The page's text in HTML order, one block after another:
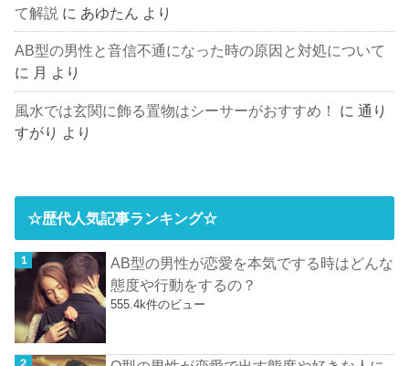
て解説 に あゆたん より
AB型の男性と音信不通になった時の原因と対処について
に 月 より
風水では玄関に飾る置物はシーサーがおすすめ！ に通り
すがり より
☆歴代人気記事ランキング☆
AB型の男性が恋愛を本気でする時はどんな
態度や行動をするの？
555.4k件のビュー